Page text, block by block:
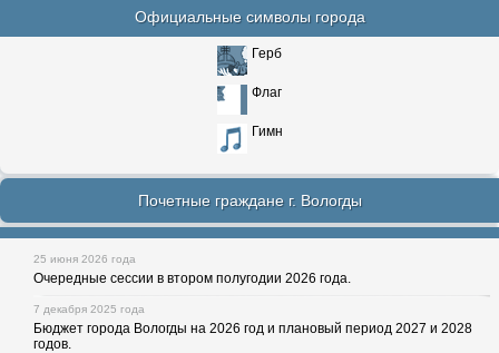
Официальные символы города
Герб
Флаг
Гимн
Почетные граждане г. Вологды
25 июня 2026 года
Очередные сессии в втором полугодии 2026 года.
7 декабря 2025 года
Бюджет города Вологды на 2026 год и плановый период 2027 и 2028
годов.